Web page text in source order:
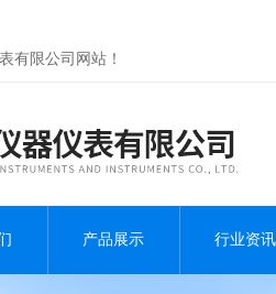
有限公司网站！
产品展示 行业资讯